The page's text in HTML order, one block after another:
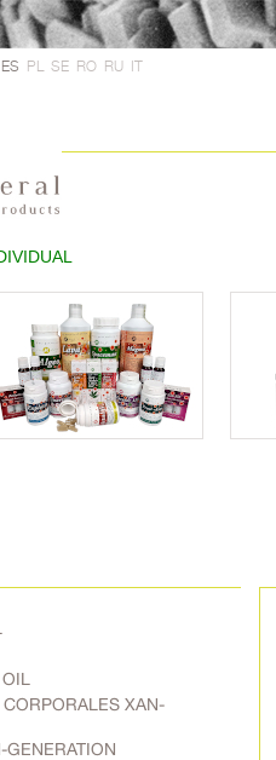
ES PL SE RO RU IT
XAN-
GENERATION